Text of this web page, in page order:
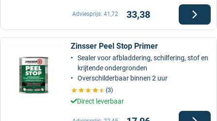
33,38
Adviesprijs: 41,72
Zinsser Peel Stop Primer
Sealer voor afbladdering, schilfering, stof en
krijtende ondergronden
Overschilderbaar binnen 2 uur
(3)
Direct leverbaar